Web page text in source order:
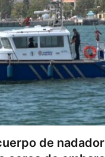
de nadador